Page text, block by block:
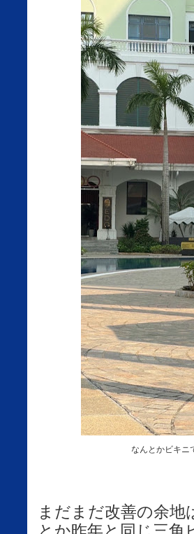
なんとかビキニ
まだまだ改善の余地